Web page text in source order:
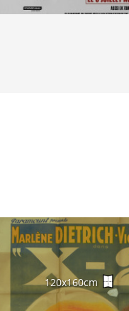
120x160cm